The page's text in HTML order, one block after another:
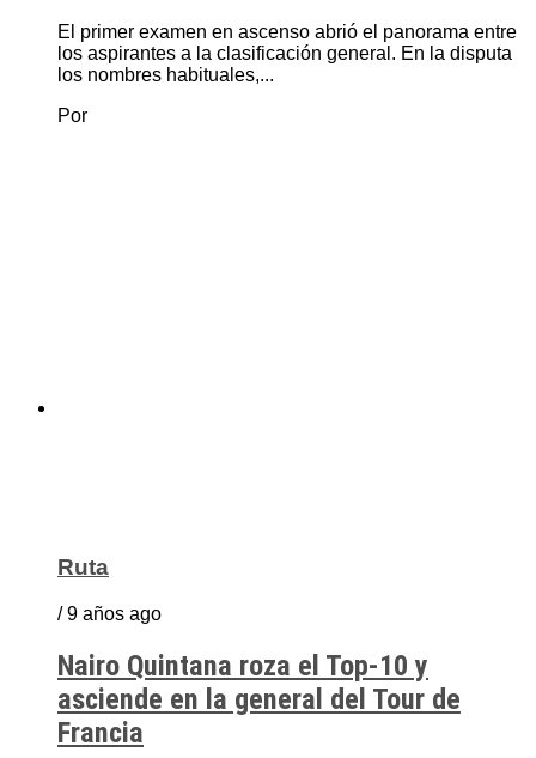
El primer examen en ascenso abrió el panorama entre
los aspirantes a la clasificación general. En la disputa
los nombres habituales,...
Por
Ruta
/ 9 años ago
Nairo Quintana roza el Top-10 y
asciende en la general del Tour de
Francia